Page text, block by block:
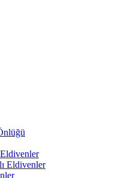
Eldivenler